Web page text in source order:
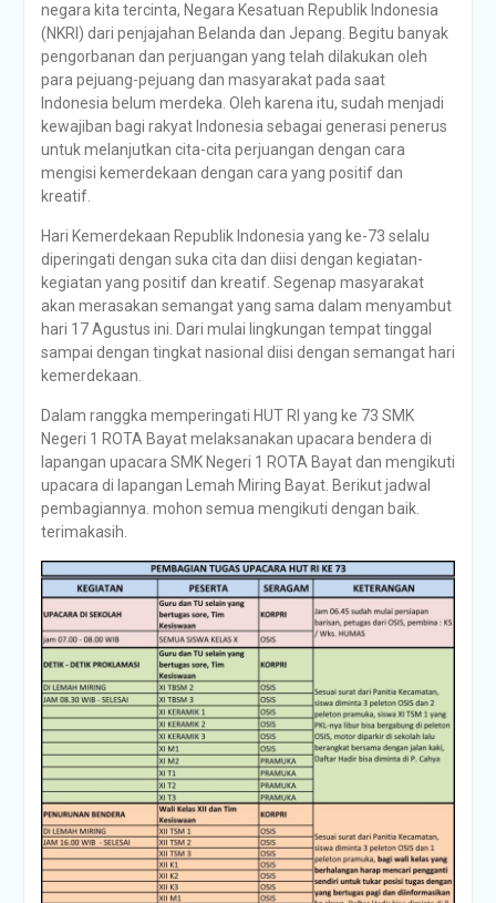
negara kita tercinta, Negara Kesatuan Republik Indonesia
(NKRI) dari penjajahan Belanda dan Jepang. Begitu banyak
pengorbanan dan perjuangan yang telah dilakukan oleh
para pejuang-pejuang dan masyarakat pada saat
Indonesia belum merdeka. Oleh karena itu, sudah menjadi
kewajiban bagi rakyat Indonesia sebagai generasi penerus
untuk melanjutkan cita-cita perjuangan dengan cara
mengisi kemerdekaan dengan cara yang positif dan
kreatif.
Hari Kemerdekaan Republik Indonesia yang ke-73 selalu
diperingati dengan suka cita dan diisi dengan kegiatan-
kegiatan yang positif dan kreatif. Segenap masyarakat
akan merasakan semangat yang sama dalam menyambut
hari 17 Agustus ini. Dari mulai lingkungan tempat tinggal
sampai dengan tingkat nasional diisi dengan semangat hari
kemerdekaan.
Dalam ranggka memperingati HUT RI yang ke 73 SMK
Negeri 1 ROTA Bayat melaksanakan upacara bendera di
lapangan upacara SMK Negeri 1 ROTA Bayat dan mengikuti
upacara di lapangan Lemah Miring Bayat. Berikut jadwal
pembagiannya. mohon semua mengikuti dengan baik.
terimakasih.